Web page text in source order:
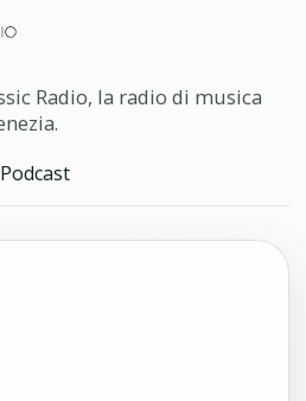
Radio, la radio di musica
Podcast